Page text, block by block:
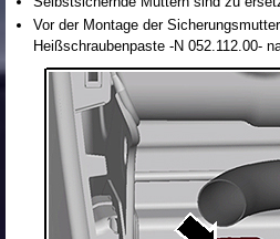
Vor der Montage der
Heißschraubenpaste -N 052.112.00-